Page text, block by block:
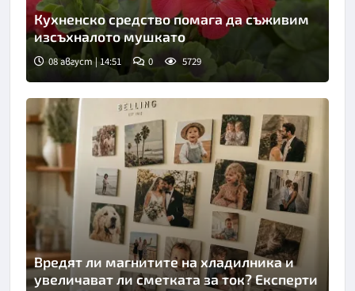
Кухненско средство помага да съживим
изсъхналото мушкато
08 август | 14:51 0 5729
Вредят ли магнитите на хладилника и
увеличават ли сметката за ток? Експерти